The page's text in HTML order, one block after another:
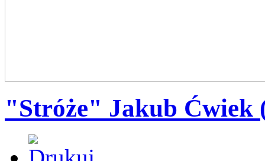
"Stróże" Jakub Ćwiek